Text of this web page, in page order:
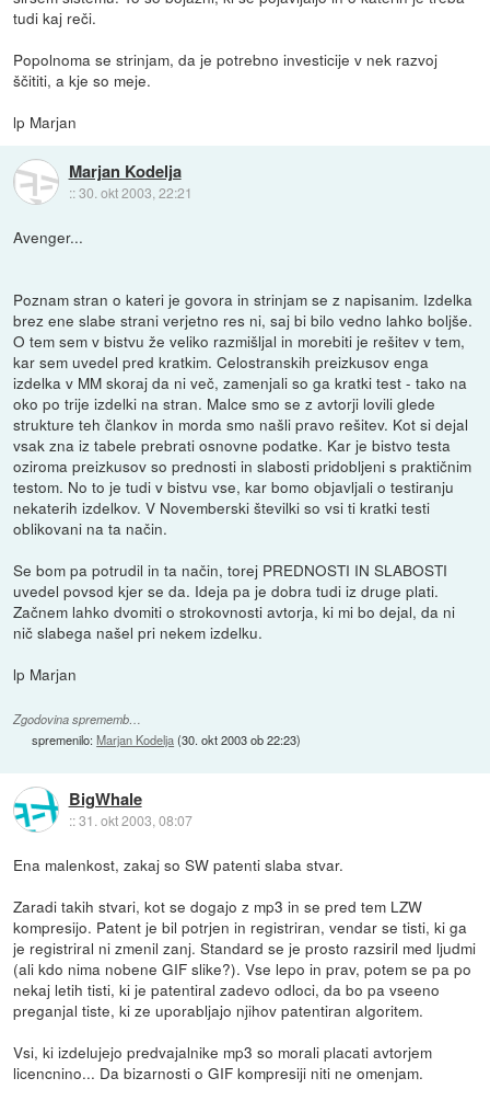
tudi kaj reči.
Popolnoma se strinjam, da je potrebno investicije v nek razvoj
ščititi, a kje so meje.
lp Marjan
Marjan Kodelja
::30. okt 2003, 22:21
Avenger...
Poznam stran o kateri je govora in strinjam se z napisanim. Izdelka
brez ene slabe strani verjetno res ni, saj bi bilo vedno lahko boljše.
O tem sem v bistvu že veliko razmišljal in morebiti je rešitev v tem,
kar sem uvedel pred kratkim. Celostranskih preizkusov enga
izdelka v MM skoraj da ni več, zamenjali so ga kratki test - tako na
oko po trije izdelki na stran. Malce smo se z avtorji lovili glede
strukture teh člankov in morda smo našli pravo rešitev. Kot si dejal
vsak zna iz tabele prebrati osnovne podatke. Kar je bistvo testa
oziroma preizkusov so prednosti in slabosti pridobljeni s praktičnim
testom. No to je tudi v bistvu vse, kar bomo objavljali o testiranju
nekaterih izdelkov. V Novemberski številki so vsi ti kratki testi
oblikovani na ta način.
Se bom pa potrudil in ta način, torej PREDNOSTI IN SLABOSTI
uvedel povsod kjer se da. Ideja pa je dobra tudi iz druge plati.
Začnem lahko dvomiti o strokovnosti avtorja, ki mi bo dejal, da ni
nič slabega našel pri nekem izdelku.
lp Marjan
Zgodovina sprememb…
spremenilo:Marjan Kodelja(30. okt 2003 ob 22:23)
BigWhale
::31. okt 2003, 08:07
Ena malenkost, zakaj so SW patenti slaba stvar.
Zaradi takih stvari, kot se dogajo z mp3 in se pred tem LZW
kompresijo. Patent je bil potrjen in registriran, vendar se tisti, ki ga
je registriral ni zmenil zanj. Standard se je prosto razsiril med ljudmi
(ali kdo nima nobene GIF slike?). Vse lepo in prav, potem se pa po
nekaj letih tisti, ki je patentiral zadevo odloci, da bo pa vseeno
preganjal tiste, ki ze uporabljajo njihov patentiran algoritem.
Vsi, ki izdelujejo predvajalnike mp3 so morali placati avtorjem
licencnino... Da bizarnosti o GIF kompresiji niti ne omenjam.